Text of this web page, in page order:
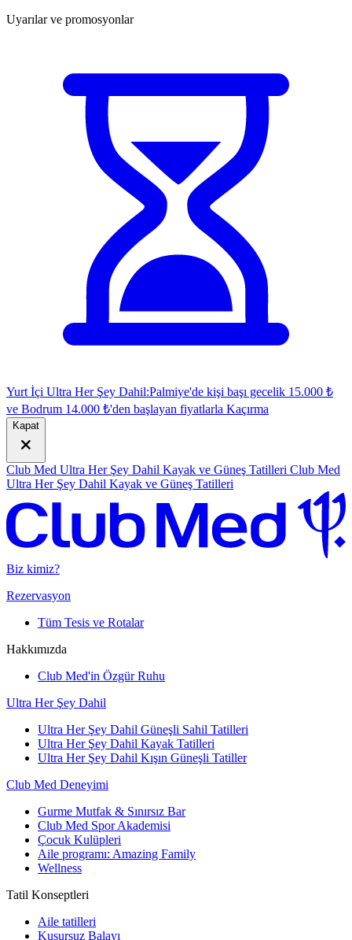
Uyarılar ve promosyonlar
Yurt İçi Ultra Her Şey Dahil:Palmiye'de kişi başı gecelik 15.000 ₺
ve Bodrum 14.000 ₺'den başlayan fiyatlarla Kaçırma
Kapat
Club Med Ultra Her Şey Dahil Kayak ve Güneş Tatilleri Club Med
Ultra Her Şey Dahil Kayak ve Güneş Tatilleri
Biz kimiz?
Rezervasyon
Tüm Tesis ve Rotalar
Hakkımızda
Club Med'in Özgür Ruhu
Ultra Her Şey Dahil
Ultra Her Şey Dahil Güneşli Sahil Tatilleri
Ultra Her Şey Dahil Kayak Tatilleri
Ultra Her Şey Dahil Kışın Güneşli Tatiller
Club Med Deneyimi
Gurme Mutfak & Sınırsız Bar
Club Med Spor Akademisi
Çocuk Kulüpleri
Aile programı: Amazing Family
Wellness
Tatil Konseptleri
Aile tatilleri
Kusursuz Balayı